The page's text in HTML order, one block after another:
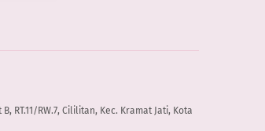
RT.11/RW.7, Cililitan, Kec. Kramat Jati, Kota